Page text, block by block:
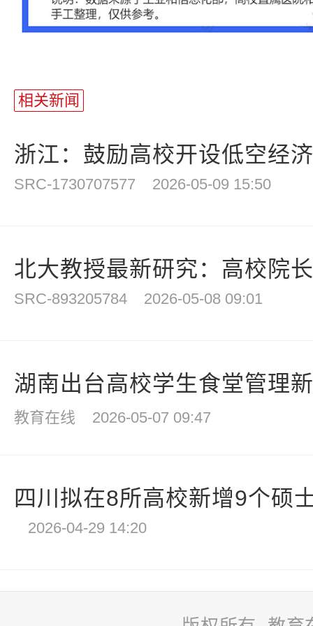
相关新闻
浙江：鼓励高校开设低空经
SRC-1730707577 2026-05-09 15:50
北大教授最新研究：高校院
SRC-893205784 2026-05-08 09:01
湖南出台高校学生食堂管理
教育在线 2026-05-07 09:47
四川拟在8所高校新增9个硕
2026-04-29 14:20